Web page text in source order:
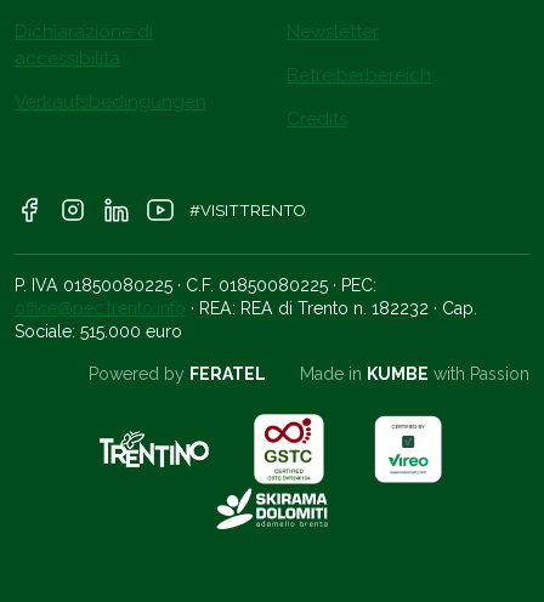
Dichiarazione di
accessibilità
Verkaufsbedingungen
Newsletter
Betreiberbereich
Credits
#VISITTRENTO
P. IVA 01850080225 · C.F. 01850080225 · PEC:
office@pec.trento.info · REA: REA di Trento n. 182232 · Cap.
Sociale: 515.000 euro
Powered by FERATEL Made in KUMBE with Passion